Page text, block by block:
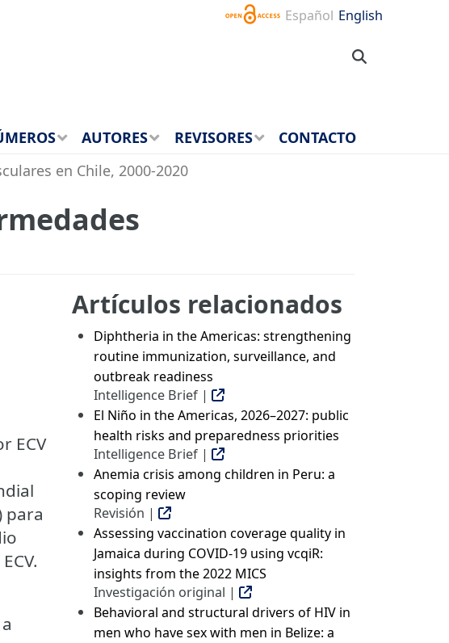
Español English
AUTORES REVISORES
CONTACTO
en Chile, 2000-2020
ECV
para
Artículos relacionados
Diphtheria in the Americas: strengthening
routine immunization, surveillance, and
outbreak readiness
Intelligence Brief |
El Niño in the Americas, 2026–2027: public
health risks and preparedness priorities
Intelligence Brief |
Anemia crisis among children in Peru: a
scoping review
Revisión |
Assessing vaccination coverage quality in
Jamaica during COVID-19 using vcqiR:
insights from the 2022 MICS
Investigación original |
Behavioral and structural drivers of HIV in
men who have sex with men in Belize: a